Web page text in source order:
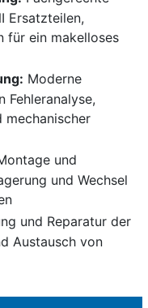
Ersatzteilen,
für ein makelloses
Moderne
Fehleranalyse,
mechanischer
und
und Wechsel
und Reparatur der
Austausch von